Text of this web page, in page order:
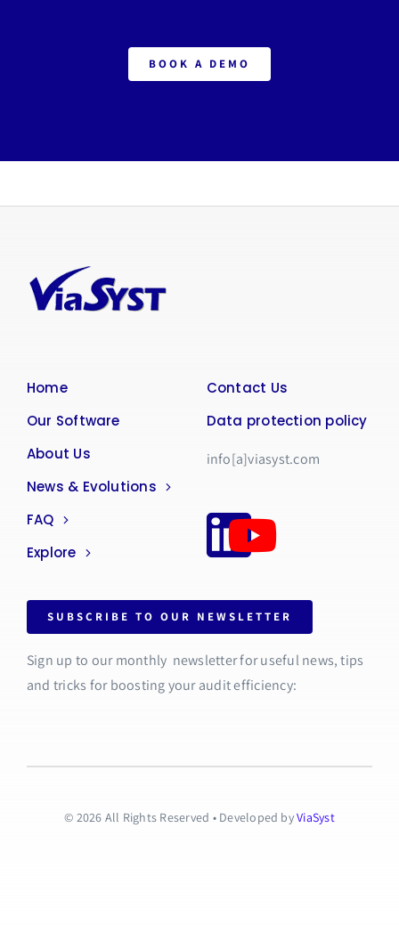
BOOK A DEMO
Home
Our Software
About Us
News & Evolutions
FAQ
Explore
Contact Us
Data protection policy
info[a]viasyst.com
SUBSCRIBE TO OUR NEWSLETTER
Sign up to our monthly newsletter for useful news, tips
and tricks for boosting your audit efficiency:
© 2026 All Rights Reserved • Developed byViaSyst